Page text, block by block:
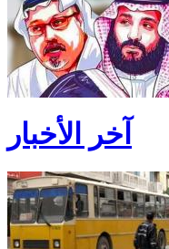
آخر الأخبار